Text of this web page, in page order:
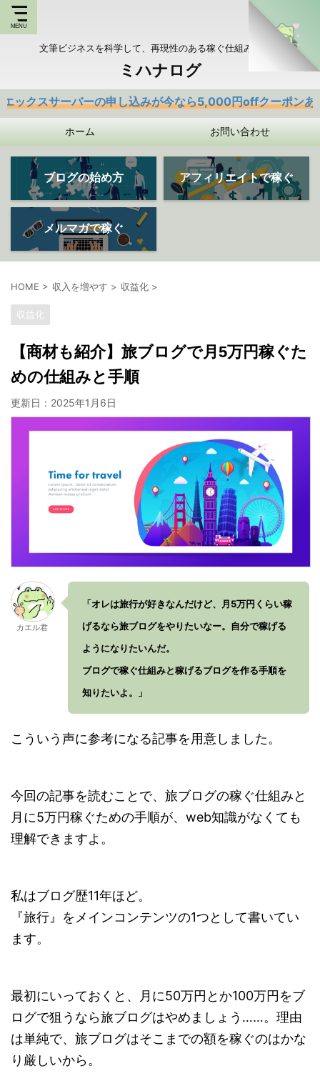
文筆ビジネスを科学して、再現性のある稼ぐ仕組みを持つ
ミハナログ
バーの申し込みが今なら5,000円offクーポンあり
ホーム お問い合わせ
ブログの始め方 アフィリエイトで稼ぐ
メルマガで稼ぐ
HOME > 収入を増やす > 収益化 >
収益化
【商材も紹介】旅ブログで月5万円稼ぐた
めの仕組みと手順
更新日： 2025年1月6日
カエル君
「オレは旅行が好きなんだけど、月5万円くらい稼
げるなら旅ブログをやりたいなー。自分で稼げる
ようになりたいんだ。
ブログで稼ぐ仕組みと稼げるブログを作る手順を
知りたいよ。」
こういう声に参考になる記事を用意しました。
今回の記事を読むことで、旅ブログの稼ぐ仕組みと
月に5万円稼ぐための手順が、web知識がなくても
理解できますよ。
私はブログ歴11年ほど。
『旅行』をメインコンテンツの1つとして書いてい
ます。
最初にいっておくと、月に50万円とか100万円をブ
ログで狙うなら旅ブログはやめましょう……。理由
は単純で、旅ブログはそこまでの額を稼ぐのはかな
り厳しいから。